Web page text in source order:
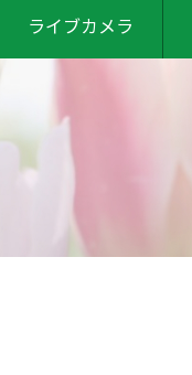
ライブカメラ